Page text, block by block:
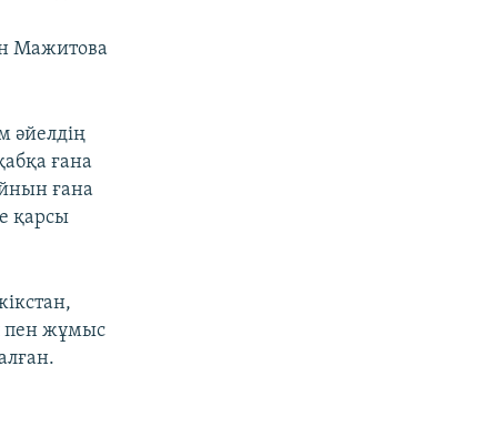
Мажитова
әйелдің
ғана
ғана
қарсы
пен жұмыс